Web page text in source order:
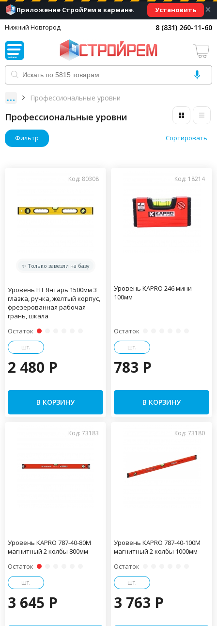
Приложение СтройРем в кармане. Установить ×
Нижний Новгород 8 (831) 260-11-60
Профессиональные уровни
Профессиональные уровни
Фильтр Сортировать
Код: 80308
✨ Только завезли на базу
Уровень FIT Янтарь 1500мм 3
глазка, ручка, желтый корпус,
фрезерованная рабочая
грань, шкала
Остаток
шт.
2 480 P
В КОРЗИНУ
Код: 18214
Уровень KAPRO 246 мини
100мм
Остаток
шт.
783 P
В КОРЗИНУ
Код: 73183
Уровень KAPRO 787-40-80М
магнитный 2 колбы 800мм
Остаток
шт.
3 645 P
Код: 73180
Уровень KAPRO 787-40-100М
магнитный 2 колбы 1000мм
Остаток
шт.
3 763 P